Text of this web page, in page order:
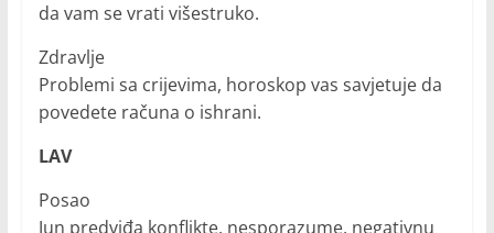
da vam se vrati višestruko.
Zdravlje
Problemi sa crijevima, horoskop vas savjetuje da
povedete računa o ishrani.
LAV
Posao
Jun predviđa konflikte, nesporazume, negativnu